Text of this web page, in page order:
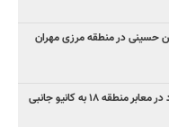
حسینی در منطقه مرزی مهران